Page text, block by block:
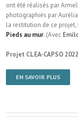
ont été réalisés par
photographiés par
la restitution de ce
Pieds au mur. (Avec
Projet CLEA-CAPSO 2022
EN SAVOIR PLUS